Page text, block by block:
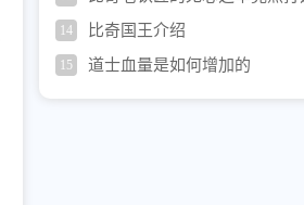
黑铁头盔
14 比奇国王介绍
15 道士血量是如何增加的